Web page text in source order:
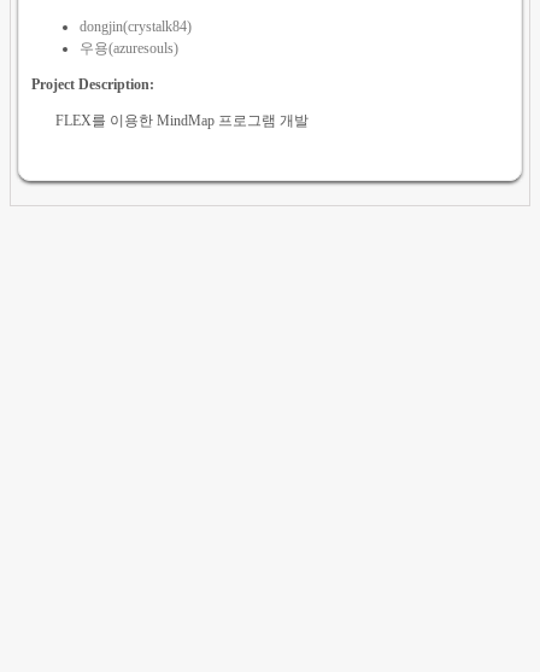
dongjin(crystalk84)
우용(azuresouls)
Project Description:
FLEX를 이용한 MindMap 프로그램 개발